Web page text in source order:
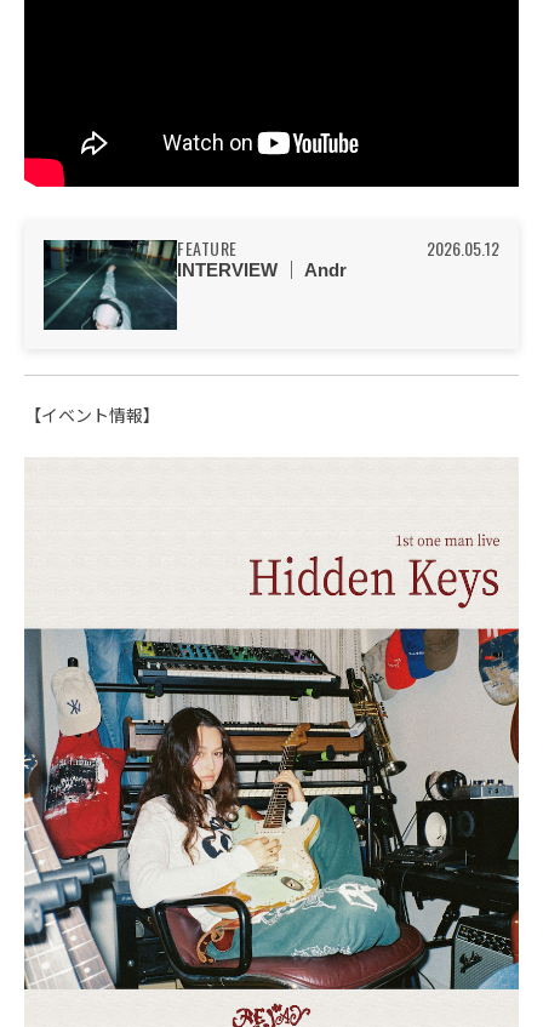
FEATURE 2026.05.12
INTERVIEW ｜ Andr
【イベント情報】